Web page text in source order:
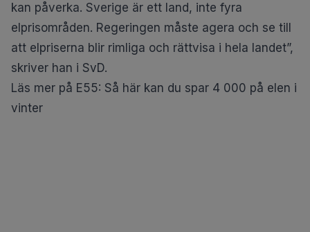
kan påverka. Sverige är ett land, inte fyra
elprisområden. Regeringen måste agera och se till
att elpriserna blir rimliga och rättvisa i hela landet”,
skriver han i SvD.
Läs mer på E55: Så här kan du spar 4 000 på elen i
vinter